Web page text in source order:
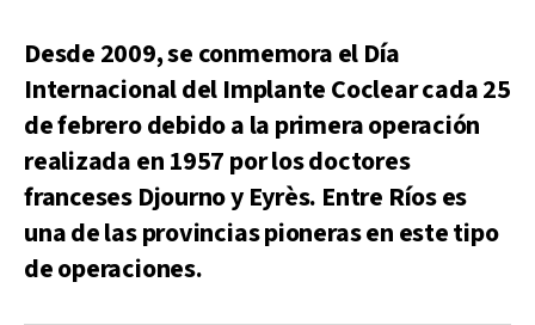
Desde 2009, se conmemora el Día
Internacional del Implante Coclear cada 25
de febrero debido a la primera operación
realizada en 1957 por los doctores
franceses Djourno y Eyrès. Entre Ríos es
una de las provincias pioneras en este tipo
de operaciones.